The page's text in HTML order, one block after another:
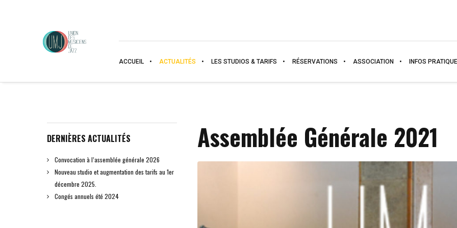
ACCUEIL ACTUALITÉS LES STUDIOS & TARIFS RÉSERVATIONS ASSOCIATION INFOS
Assemblée Générale 2021
DERNIÈRES ACTUALITÉS
Convocation à l’assemblée générale 2026
Nouveau studio et augmentation des tarifs au 1er
décembre 2025.
Congés annuels été 2024